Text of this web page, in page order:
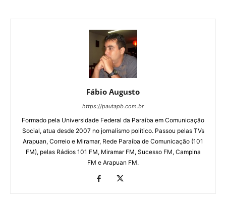
Fábio Augusto
https://pautapb.com.br
Formado pela Universidade Federal da Paraíba em Comunicação
Social, atua desde 2007 no jornalismo político. Passou pelas TVs
Arapuan, Correio e Miramar, Rede Paraíba de Comunicação (101
FM), pelas Rádios 101 FM, Miramar FM, Sucesso FM, Campina
FM e Arapuan FM.